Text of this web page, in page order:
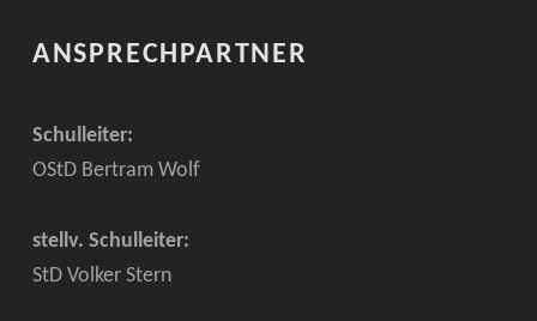
ANSPRECHPARTNER
Schulleiter:
OStD Bertram Wolf
stellv. Schulleiter:
StD Volker Stern